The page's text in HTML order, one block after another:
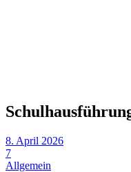
8. April 2026
7
Allgemein